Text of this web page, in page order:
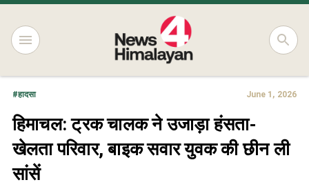
#हादसा June 1, 2026
हिमाचल: ट्रक चालक ने उजाड़ा हंसता-
खेलता परिवार, बाइक सवार युवक की छीन ली
सांसें